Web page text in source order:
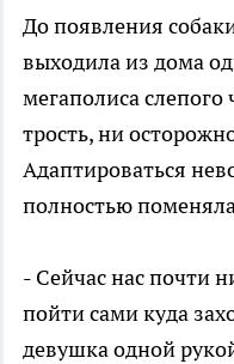
До появления
выходила из дома
мегаполиса слепого
трость, ни
Адаптироваться
полностью
- Сейчас нас почти
пойти сами куда
девушка одной